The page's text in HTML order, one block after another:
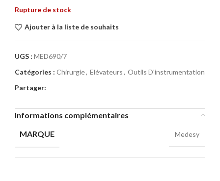
Rupture de stock
Ajouter à la liste de souhaits
UGS : MED690/7
Catégories : Chirurgie, Elévateurs, Outils D'instrumentation
Partager:
Informations complémentaires
MARQUE
Medesy